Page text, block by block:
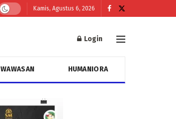
Kamis, Agustus 6, 2026
Login
WAWASAN HUMANIORA